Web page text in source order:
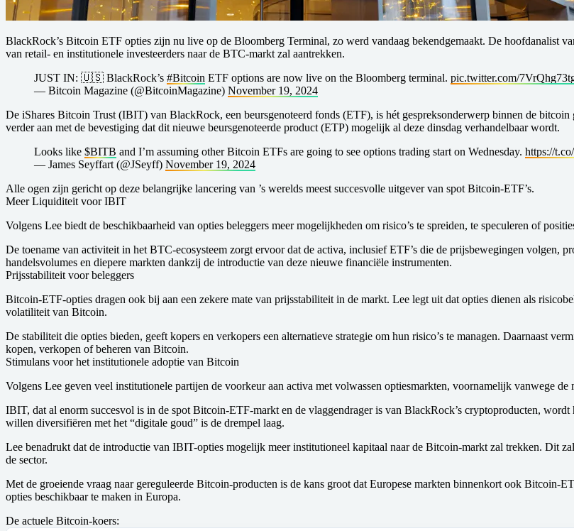
BlackRock’s Bitcoin ETF opties zijn nu live op de Bloomberg Terminal, zo werd vandaag bekendgemaakt. De hoofdanalist
van retail- en institutionele investeerders naar de BTC-markt zal aantrekken.
JUST IN: 🇺🇸 BlackRock’s #Bitcoin ETF options are now live on the Bloomberg terminal. pic.twitter.com/
— Bitcoin Magazine (@BitcoinMagazine) November 19, 2024
De iShares Bitcoin Trust (IBIT) van BlackRock, een beursgenoteerd fonds (ETF), is hét gespreksonderwerp binnen de
verder aan met de bevestiging dat dit nieuwe beursgenoteerde product (ETP) mogelijk al deze dinsdag verhandelbaar wordt.
Looks like $BITB and I’m assuming other Bitcoin ETFs are going to see options trading start on Wednesday. https://
— James Seyffart (@JSeyff) November 19, 2024
Alle ogen zijn gericht op deze belangrijke lancering van ’s werelds meest succesvolle uitgever van spot Bitcoin-ETF’s.
Meer Liquiditeit voor IBIT
Volgens Lee biedt de beschikbaarheid van opties beleggers meer mogelijkheden om risico’s te spreiden, te speculeren of
De toename van activiteit in het BTC-ecosysteem zorgt ervoor dat de activa, inclusief ETF’s die de prijsbewegingen
handelsvolumes en diepere markten dankzij de introductie van deze nieuwe financiële instrumenten.
Prijsstabiliteit voor beleggers
Bitcoin-ETF-opties dragen ook bij aan een zekere mate van prijsstabiliteit in de markt. Lee legt uit dat opties dienen als
volatiliteit van Bitcoin.
De stabiliteit die opties bieden, geeft kopers en verkopers een alternatieve strategie om hun risico’s te managen. Daarnaast
kopen, verkopen of beheren van Bitcoin.
Stimulans voor het institutionele adoptie van Bitcoin
Volgens Lee geven veel institutionele partijen de voorkeur aan activa met volwassen optiesmarkten, voornamelijk vanwege de
IBIT, dat al enorm succesvol is in de spot Bitcoin-ETF-markt en de vlaggendrager is van BlackRock’s cryptoproducten,
willen diversifiëren met het “digitale goud” is de drempel laag.
Lee benadrukt dat de introductie van IBIT-opties mogelijk meer institutioneel kapitaal naar de Bitcoin-markt zal trekken. Dit
de sector.
Met de groeiende vraag naar gereguleerde Bitcoin-producten is de kans groot dat Europese markten binnenkort ook Bitcoin-
opties beschikbaar te maken in Europa.
De actuele Bitcoin-koers: